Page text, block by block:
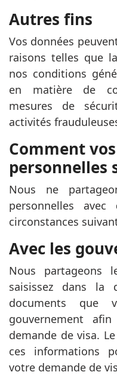
Autres fins
Vos données
raisons telles que
nos conditions
en matière de
mesures de
activités
Comment
personnelles
Nous ne
personnelles
circonstances
Avec les
Nous partageons
saisissez dans la
documents que
gouvernement
demande de visa.
ces informations
votre demande de